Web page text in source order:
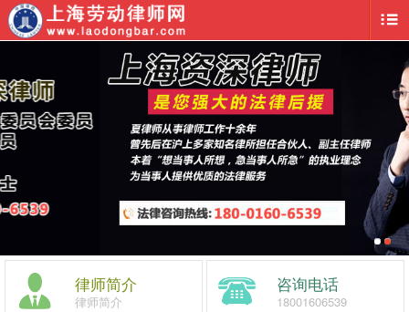
律师简介
律师简介
咨询电话
18001606539